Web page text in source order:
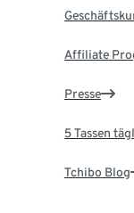
Affiliate
Presse
5 Tassen
Tchibo Blog